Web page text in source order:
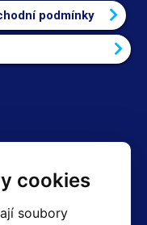
cookies
soubory
podmínky
204